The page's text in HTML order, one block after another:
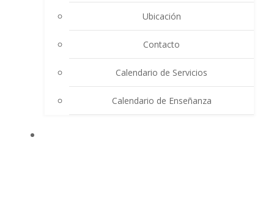
Ubicación
Contacto
Calendario de Servicios
Calendario de Enseñanza